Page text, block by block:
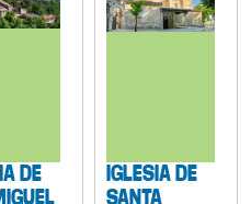
DE
IGLESIA DE
SANTA